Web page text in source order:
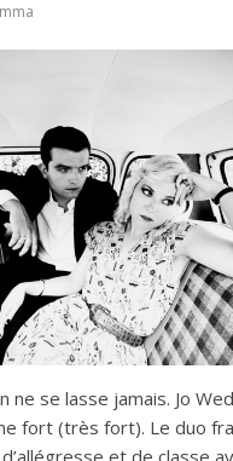
ne se lasse jamais. Jo
fort (très fort). Le duo
et de classe